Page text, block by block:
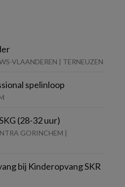
VLAANDEREN | TERNEUZEN
spelinloop
(28-32 uur)
GORINCHEM |
bij Kinderopvang SKR